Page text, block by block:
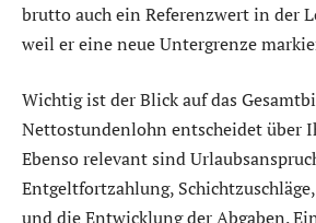
brutto auch ein Referenzwert in der
weil er eine neue Untergrenze
Wichtig ist der Blick auf das
Nettostundenlohn entscheidet über
Ebenso relevant sind
Entgeltfortzahlung,
und die Entwicklung der Abgaben.